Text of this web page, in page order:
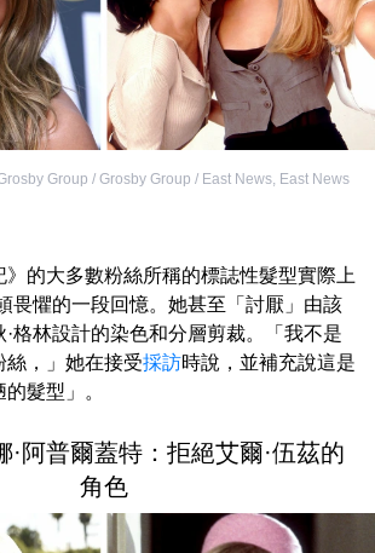
Group / Grosby Group / East News, East News
》的大多數粉絲所稱的標誌性髮型實際上
畏懼的一段回憶。她甚至「討厭」由該
格林設計的染色和分層剪裁。「我不是
絲，」她在接受採訪時說，並補充說這是
髮型」。
·阿普爾蓋特：拒絕艾爾·伍茲的
角色